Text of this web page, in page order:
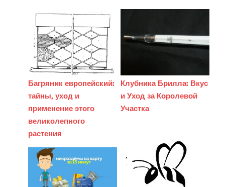
Багряник европейский:
тайны, уход и
применение этого
великолепного
растения
Клубника Брилла: Вкус
и Уход за Королевой
Участка